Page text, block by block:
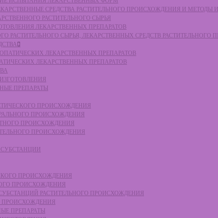
СРЕДСТВА РАСТИТЕЛЬНОГО ПРОИСХОЖДЕНИЯ И МЕТОДЫ
РАСТИТЕЛЬНОГО СЫРЬЯ
ЛЕКАРСТВЕННЫХ ПРЕПАРАТОВ
РАСТИТЕЛЬНОГО СЫРЬЯ, ЛЕКАРСТВЕННЫХ СРЕДСТВ РАСТИТЕЛЬНОГО
ЛЕКАРСТВЕННЫХ ПРЕПАРАТОВ
ЛЕКАРСТВЕННЫХ ПРЕПАРАТОВ
ПРЕПАРАТЫ
ПРОИСХОЖДЕНИЯ
ПРОИСХОЖДЕНИЯ
ПРОИСХОЖДЕНИЯ
ПРОИСХОЖДЕНИЯ
ПРОИСХОЖДЕНИЯ
ПРОИСХОЖДЕНИЯ
РАСТИТЕЛЬНОГО ПРОИСХОЖДЕНИЯ
ПРОИСХОЖДЕНИЯ
ПРЕПАРАТЫ